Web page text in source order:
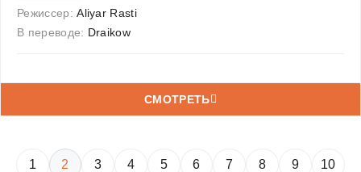
Режиссер: Aliyar Rasti
В переводе: Draikow
СМОТРЕТЬ
1 2 3 4 5 6 7 8 9 10